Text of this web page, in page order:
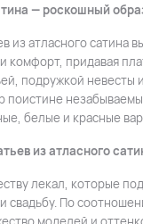
— роскошный
из атласного
комфорт, придавая
подружкой
поистине
белые и красные
из атласного
лекал, которые
свадьбу. По